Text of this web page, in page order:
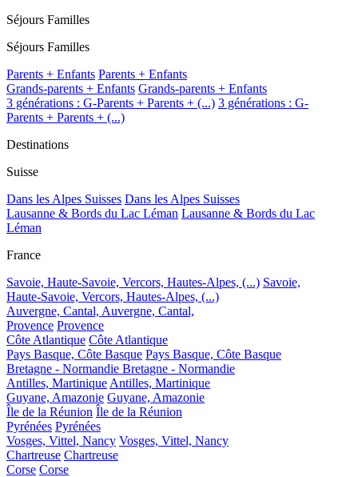
Séjours Familles
Séjours Familles
Parents + Enfants Parents + Enfants
Grands-parents + Enfants Grands-parents + Enfants
3 générations : G-Parents + Parents + (...) 3 générations : G-
Parents + Parents + (...)
Destinations
Suisse
Dans les Alpes Suisses Dans les Alpes Suisses
Lausanne & Bords du Lac Léman Lausanne & Bords du Lac
Léman
France
Savoie, Haute-Savoie, Vercors, Hautes-Alpes, (...) Savoie,
Haute-Savoie, Vercors, Hautes-Alpes, (...)
Auvergne, Cantal, Auvergne, Cantal,
Provence Provence
Côte Atlantique Côte Atlantique
Pays Basque, Côte Basque Pays Basque, Côte Basque
Bretagne - Normandie Bretagne - Normandie
Antilles, Martinique Antilles, Martinique
Guyane, Amazonie Guyane, Amazonie
Île de la Réunion Île de la Réunion
Pyrénées Pyrénées
Vosges, Vittel, Nancy Vosges, Vittel, Nancy
Chartreuse Chartreuse
Corse Corse